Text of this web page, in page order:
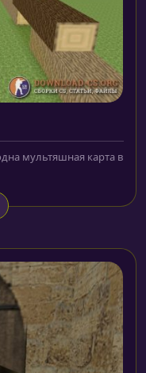
мультяшная карта в